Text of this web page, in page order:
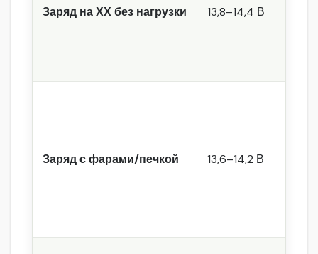
Заряд на ХХ без нагрузки 13,8–14,4 В
Заряд с фарами/печкой 13,6–14,2 В